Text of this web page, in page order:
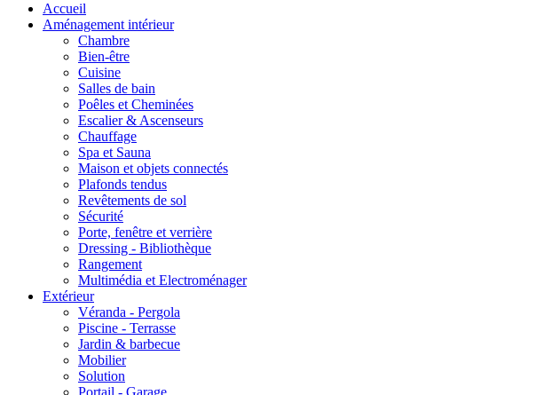
Accueil
Aménagement intérieur
Chambre
Bien-être
Cuisine
Salles de bain
Poêles et Cheminées
Escalier & Ascenseurs
Chauffage
Spa et Sauna
Maison et objets connectés
Plafonds tendus
Revêtements de sol
Sécurité
Porte, fenêtre et verrière
Dressing - Bibliothèque
Rangement
Multimédia et Electroménager
Extérieur
Véranda - Pergola
Piscine - Terrasse
Jardin & barbecue
Mobilier
Solution